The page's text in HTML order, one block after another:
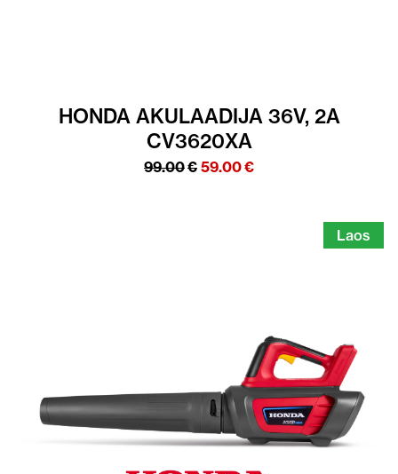
HONDA AKULAADIJA 36V, 2A
CV3620XA
99.00€ Algne
59.00€Praegune
Laos